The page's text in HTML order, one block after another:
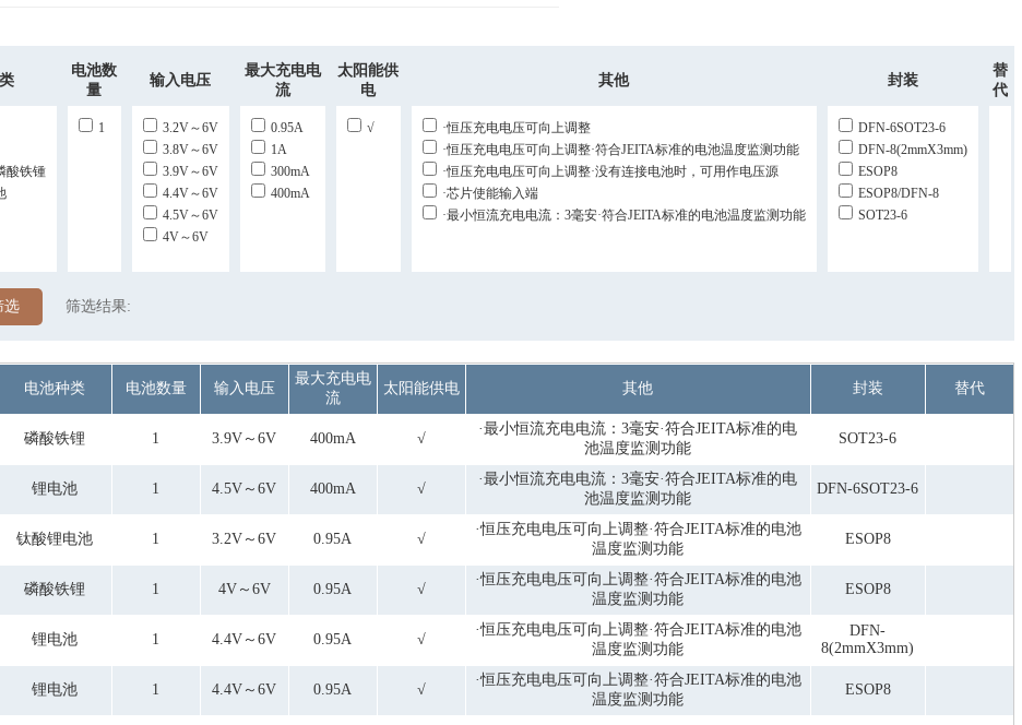
电池数
量
输入电压
最大充电电
流
太阳能供
电
其他 封装
替
代
酸铁锺
1
3.2V～6V
3.8V～6V
3.9V～6V
4.4V～6V
4.5V～6V
4V～6V
0.95A
1A
300mA
400mA
√
·恒压充电电压可向上调整
·恒压充电电压可向上调整·符合JEITA标准的电池温度监测功能
·恒压充电电压可向上调整·没有连接电池时，可用作电压源
·芯片使能输入端
·最小恒流充电电流：3毫安·符合JEITA标准的电池温度监测功能
DFN-6SOT23-6
DFN-8(2mmX3mm)
ESOP8
ESOP8/DFN-8
SOT23-6
选 筛选结果:
电池种类 电池数量 输入电压
最大充电电
流
太阳能供电 其他 封装 替代
磷酸铁锂 1 3.9V～6V 400mA √
·最小恒流充电电流：3毫安·符合JEITA标准的电
池温度监测功能
SOT23-6
锂电池 1 4.5V～6V 400mA √
·最小恒流充电电流：3毫安·符合JEITA标准的电
池温度监测功能
DFN-6SOT23-6
钛酸锂电池 1 3.2V～6V 0.95A √
·恒压充电电压可向上调整·符合JEITA标准的电池
温度监测功能
ESOP8
磷酸铁锂 1 4V～6V 0.95A √
·恒压充电电压可向上调整·符合JEITA标准的电池
温度监测功能
ESOP8
锂电池 1 4.4V～6V 0.95A √
·恒压充电电压可向上调整·符合JEITA标准的电池
温度监测功能
DFN-
8(2mmX3mm)
锂电池 1 4.4V～6V 0.95A √
·恒压充电电压可向上调整·符合JEITA标准的电池
温度监测功能
ESOP8